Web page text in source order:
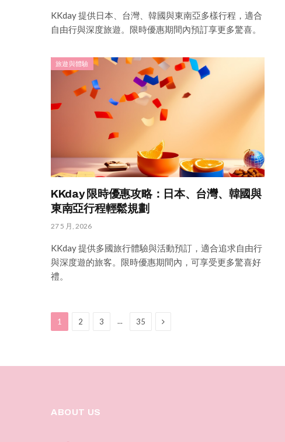
KKday 提供日本、台灣、韓國與東南亞多樣行程，適合
自由行與深度旅遊。限時優惠期間內預訂享更多驚喜。
旅遊與體驗
KKday 限時優惠攻略：日本、台灣、韓國與
東南亞行程輕鬆規劃
27 5 月, 2026
KKday 提供多國旅行體驗與活動預訂，適合追求自由行
與深度遊的旅客。限時優惠期間內，可享受更多驚喜好
禮。
1 2 3 ... 35 Next
ABOUT US